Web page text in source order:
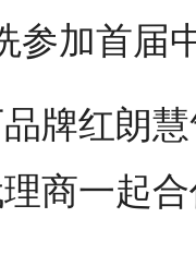
牌红朗
商一起